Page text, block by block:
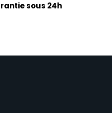
sous 24h